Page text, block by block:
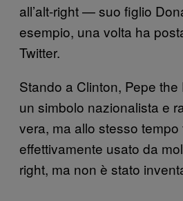
all’alt-right — suo figlio
esempio, una volta ha
Twitter.
Stando a Clinton, Pepe
un simbolo nazionalista e
vera, ma allo stesso tempo
effettivamente usato da
right, ma non è stato